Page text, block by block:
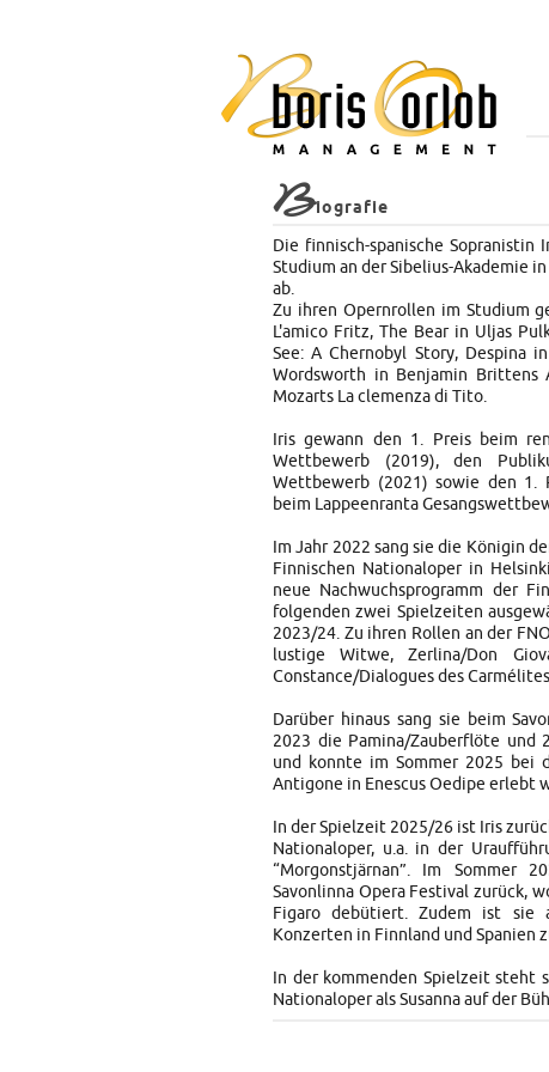
Biografie
Die finnisch-spanische Sopranistin
Studium an der Sibelius-Akademie
ab.
Zu ihren Opernrollen im Studium
L'amico Fritz, The Bear in Uljas
See: A Chernobyl Story, Despina
Wordsworth in Benjamin Brittens
Mozarts La clemenza di Tito.
Iris gewann den 1. Preis beim
Wettbewerb (2019), den
Wettbewerb (2021) sowie den 1.
beim Lappeenranta
Im Jahr 2022 sang sie die Königin
Finnischen Nationaloper in
neue Nachwuchsprogramm der
folgenden zwei Spielzeiten
2023/24. Zu ihren Rollen an der
lustige Witwe, Zerlina/Don
Constance/Dialogues des
Darüber hinaus sang sie beim
2023 die Pamina/Zauberflöte und
und konnte im Sommer 2025 bei
Antigone in Enescus Oedipe erlebt
In der Spielzeit 2025/26 ist Iris
Nationaloper, u.a. in der
“Morgonstjärnan”. Im Sommer
Savonlinna Opera Festival zurück,
Figaro debütiert. Zudem ist sie
Konzerten in Finnland und Spanien
In der kommenden Spielzeit steht
Nationaloper als Susanna auf der